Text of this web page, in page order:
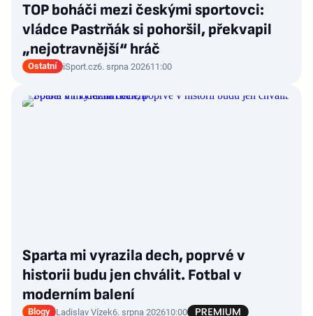
TOP boháči mezi českými sportovci:
vládce Pastrňák si pohoršil, překvapil
„nejotravnější“ hráč
Ostatní iSport.cz6. srpna 202611:00
Sparta mi vyrazila dech, poprvé v
historii budu jen chválit. Fotbal v
moderním balení
Blogy Ladislav Vízek6. srpna 202610:00